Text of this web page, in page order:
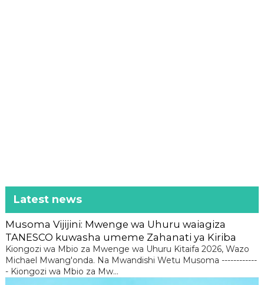
Latest news
Musoma Vijijini: Mwenge wa Uhuru waiagiza
TANESCO kuwasha umeme Zahanati ya Kiriba
Kiongozi wa Mbio za Mwenge wa Uhuru Kitaifa 2026, Wazo
Michael Mwang'onda. Na Mwandishi Wetu Musoma ------------
- Kiongozi wa Mbio za Mw...